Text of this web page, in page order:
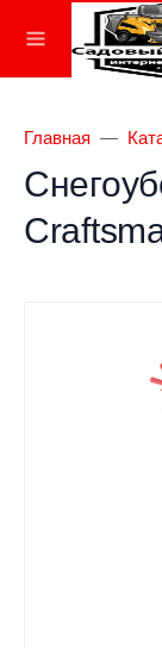
Главная